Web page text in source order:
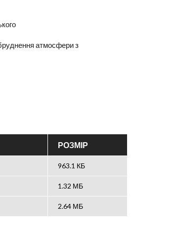
атмосфери з
РОЗМІР
963.1 КБ
1.32 МБ
2.64 МБ